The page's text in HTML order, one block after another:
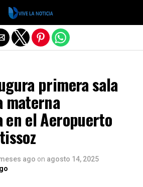
primera sala
materna
el Aeropuerto
ago on agosto 14, 2025
de la versión móvil